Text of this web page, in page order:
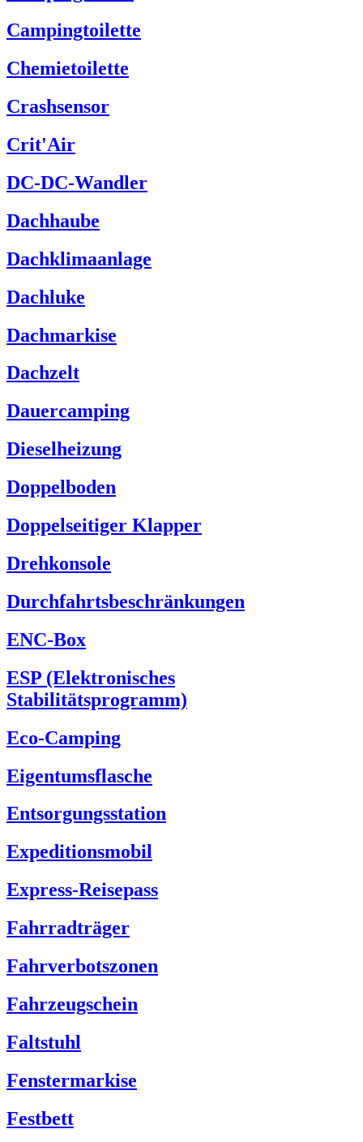
Campingtoilette
Chemietoilette
Crashsensor
Crit'Air
DC-DC-Wandler
Dachhaube
Dachklimaanlage
Dachluke
Dachmarkise
Dachzelt
Dauercamping
Dieselheizung
Doppelboden
Doppelseitiger Klapper
Drehkonsole
Durchfahrtsbeschränkungen
ENC-Box
ESP (Elektronisches
Stabilitätsprogramm)
Eco-Camping
Eigentumsflasche
Entsorgungsstation
Expeditionsmobil
Express-Reisepass
Fahrradträger
Fahrverbotszonen
Fahrzeugschein
Faltstuhl
Fenstermarkise
Festbett